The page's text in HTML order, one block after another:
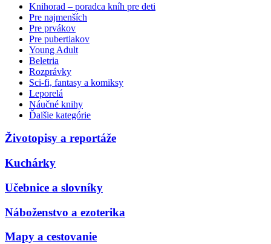
Knihorad – poradca kníh pre deti
Pre najmenších
Pre prvákov
Pre pubertiakov
Young Adult
Beletria
Rozprávky
Sci-fi, fantasy a komiksy
Leporelá
Náučné knihy
Ďalšie kategórie
Životopisy a reportáže
Kuchárky
Učebnice a slovníky
Náboženstvo a ezoterika
Mapy a cestovanie